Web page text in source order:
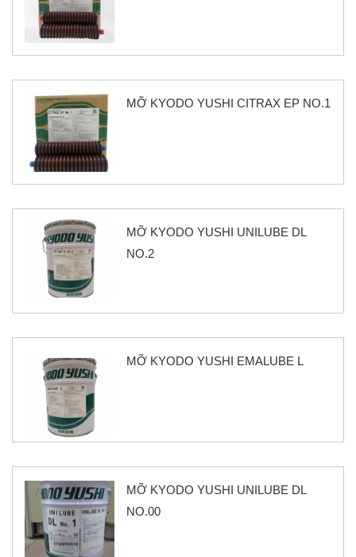
MỠ KYODO YUSHI CITRAX EP NO.1
MỠ KYODO YUSHI UNILUBE DL
NO.2
MỠ KYODO YUSHI EMALUBE L
MỠ KYODO YUSHI UNILUBE DL
NO.00